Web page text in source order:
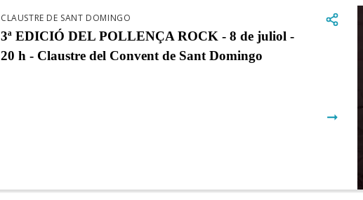
CLAUSTRE DE SANT DOMINGO
3ª EDICIÓ DEL POLLENÇA ROCK - 8 de juliol -
20 h - Claustre del Convent de Sant Domingo
➞